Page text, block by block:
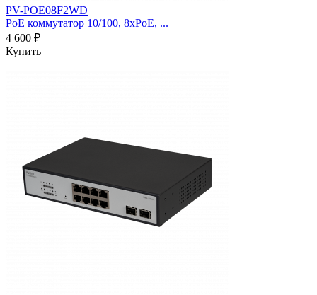
PV-POE08F2WD
PoE коммутатор 10/100, 8xPoE, ...
4 600 ₽
Купить